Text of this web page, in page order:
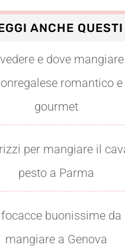
ANCHE QUESTI
e dove
romantico e
gourmet
per mangiare il
pesto a Parma
buonissime da
mangiare a Genova